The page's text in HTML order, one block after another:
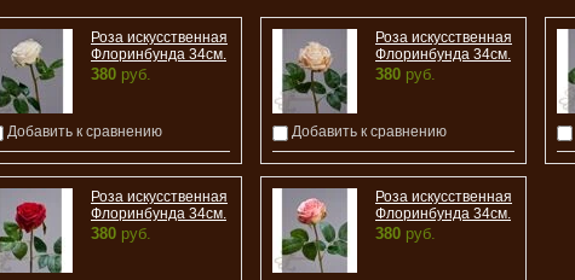
Роза искусственная
Флоринбунда 34см.
380 руб.
Добавить к сравнению
Роза искусственная
Флоринбунда 34см.
380 руб.
Добавить к сравнению
Роза искусственная
Флоринбунда 34см.
380 руб.
Роза искусственная
Флоринбунда 34см.
380 руб.